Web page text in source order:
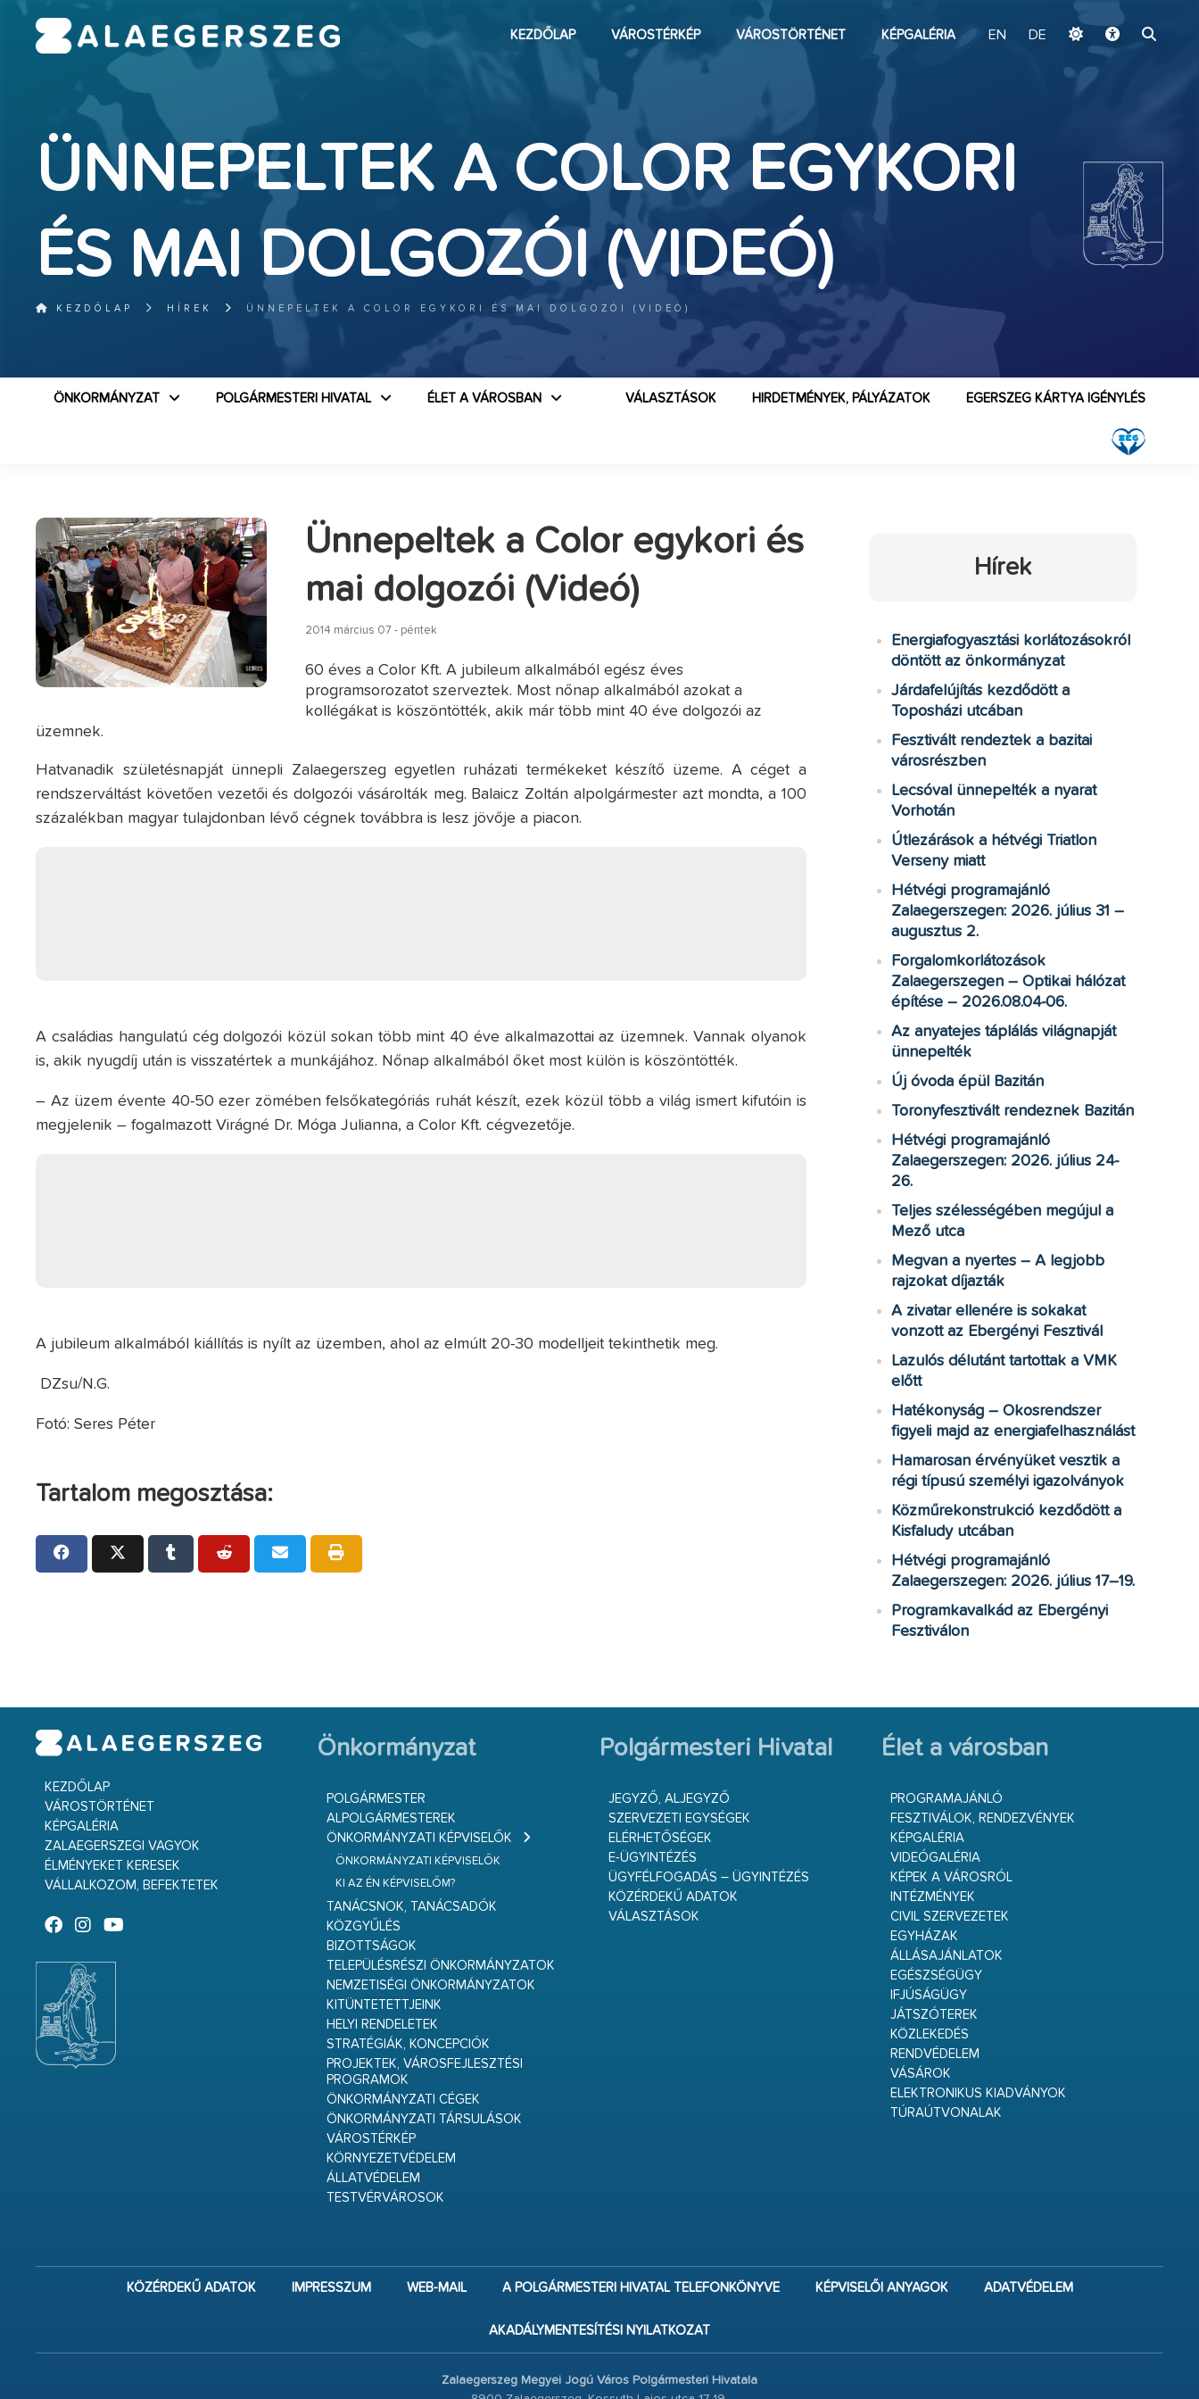
ugrás a fő tartalomhoz
KEZDŐLAP VÁROSTÉRKÉP VÁROSTÖRTÉNET KÉPGALÉRIA EN DE
ÜNNEPELTEK A COLOR EGYKORI
ÉS MAI DOLGOZÓI (VIDEÓ)
KEZDŐLAP HÍREK ÜNNEPELTEK A COLOR EGYKORI ÉS MAI DOLGOZÓI (VIDEÓ)
ÖNKORMÁNYZAT POLGÁRMESTERI HIVATAL ÉLET A VÁROSBAN EGERSZEG KÁRTYA IGÉNYLÉS
HIRDETMÉNYEK, PÁLYÁZATOK
VÁLASZTÁSOK
Ünnepeltek a Color egykori és
mai dolgozói (Videó)
2014 március 07 - péntek
60 éves a Color Kft. A jubileum alkalmából egész éves
programsorozatot szerveztek. Most nőnap alkalmából azokat a
kollégákat is köszöntötték, akik már több mint 40 éve dolgozói az
üzemnek.
Hatvanadik születésnapját ünnepli Zalaegerszeg egyetlen ruházati termékeket készítő üzeme. A céget a
rendszerváltást követően vezetői és dolgozói vásárolták meg. Balaicz Zoltán alpolgármester azt mondta, a 100
százalékban magyar tulajdonban lévő cégnek továbbra is lesz jövője a piacon.
A családias hangulatú cég dolgozói közül sokan több mint 40 éve alkalmazottai az üzemnek. Vannak olyanok
is, akik nyugdíj után is visszatértek a munkájához. Nőnap alkalmából őket most külön is köszöntötték.
– Az üzem évente 40-50 ezer zömében felsőkategóriás ruhát készít, ezek közül több a világ ismert kifutóin is
megjelenik – fogalmazott Virágné Dr. Móga Julianna, a Color Kft. cégvezetője.
A jubileum alkalmából kiállítás is nyílt az üzemben, ahol az elmúlt 20-30 modelljeit tekinthetik meg.
DZsu/N.G.
Fotó: Seres Péter
Tartalom megosztása:
Hírek
Energiafogyasztási korlátozásokról
döntött az önkormányzat
Járdafelújítás kezdődött a
Toposházi utcában
Fesztivált rendeztek a bazitai
városrészben
Lecsóval ünnepelték a nyarat
Vorhotán
Útlezárások a hétvégi Triatlon
Verseny miatt
Hétvégi programajánló
Zalaegerszegen: 2026. július 31 –
augusztus 2.
Forgalomkorlátozások
Zalaegerszegen – Optikai hálózat
építése – 2026.08.04-06.
Az anyatejes táplálás világnapját
ünnepelték
Új óvoda épül Bazitán
Toronyfesztivált rendeznek Bazitán
Hétvégi programajánló
Zalaegerszegen: 2026. július 24-
26.
Teljes szélességében megújul a
Mező utca
Megvan a nyertes – A legjobb
rajzokat díjazták
A zivatar ellenére is sokakat
vonzott az Ebergényi Fesztivál
Lazulós délutánt tartottak a VMK
előtt
Hatékonyság – Okosrendszer
figyeli majd az energiafelhasználást
Hamarosan érvényüket vesztik a
régi típusú személyi igazolványok
Közműrekonstrukció kezdődött a
Kisfaludy utcában
Hétvégi programajánló
Zalaegerszegen: 2026. július 17–19.
Programkavalkád az Ebergényi
Fesztiválon
KEZDŐLAP
VÁROSTÖRTÉNET
KÉPGALÉRIA
ZALAEGERSZEGI VAGYOK
ÉLMÉNYEKET KERESEK
VÁLLALKOZOM, BEFEKTETEK
Önkormányzat
POLGÁRMESTER
ALPOLGÁRMESTEREK
ÖNKORMÁNYZATI KÉPVISELŐK
ÖNKORMÁNYZATI KÉPVISELŐK
KI AZ ÉN KÉPVISELŐM?
TANÁCSNOK, TANÁCSADÓK
KÖZGYŰLÉS
BIZOTTSÁGOK
TELEPÜLÉSRÉSZI ÖNKORMÁNYZATOK
NEMZETISÉGI ÖNKORMÁNYZATOK
KITÜNTETETTJEINK
HELYI RENDELETEK
STRATÉGIÁK, KONCEPCIÓK
PROJEKTEK, VÁROSFEJLESZTÉSI
PROGRAMOK
ÖNKORMÁNYZATI CÉGEK
ÖNKORMÁNYZATI TÁRSULÁSOK
VÁROSTÉRKÉP
KÖRNYEZETVÉDELEM
ÁLLATVÉDELEM
TESTVÉRVÁROSOK
Polgármesteri Hivatal
JEGYZŐ, ALJEGYZŐ
SZERVEZETI EGYSÉGEK
ELÉRHETŐSÉGEK
E-ÜGYINTÉZÉS
ÜGYFÉLFOGADÁS – ÜGYINTÉZÉS
KÖZÉRDEKŰ ADATOK
VÁLASZTÁSOK
Élet a városban
PROGRAMAJÁNLÓ
FESZTIVÁLOK, RENDEZVÉNYEK
KÉPGALÉRIA
VIDEÓGALÉRIA
KÉPEK A VÁROSRÓL
INTÉZMÉNYEK
CIVIL SZERVEZETEK
EGYHÁZAK
ÁLLÁSAJÁNLATOK
EGÉSZSÉGÜGY
IFJÚSÁGÜGY
JÁTSZÓTEREK
KÖZLEKEDÉS
RENDVÉDELEM
VÁSÁROK
ELEKTRONIKUS KIADVÁNYOK
TÚRAÚTVONALAK
KÖZÉRDEKŰ ADATOK IMPRESSZUM WEB-MAIL A POLGÁRMESTERI HIVATAL TELEFONKÖNYVE KÉPVISELŐI ANYAGOK ADATVÉDELEM
AKADÁLYMENTESÍTÉSI NYILATKOZAT
Zalaegerszeg Megyei Jogú Város Polgármesteri Hivatala